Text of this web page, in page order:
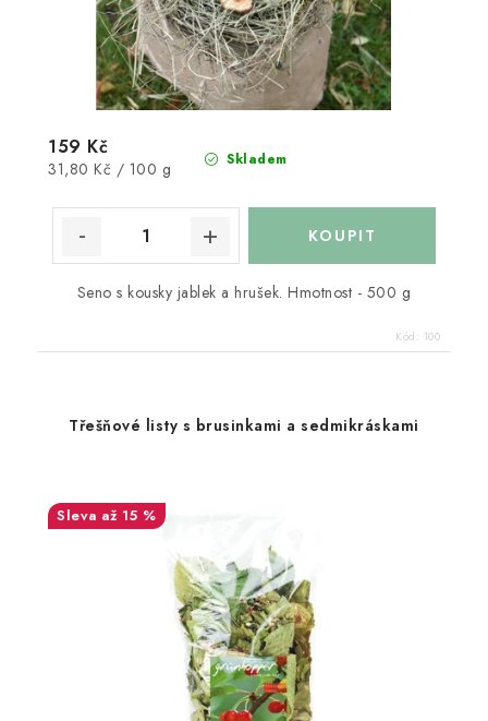
Skladem
159 Kč
Měrná
31,80 Kč / 100 g
Seno s kousky jablek a hrušek. Hmotnost - 500 g
Kód: 100
Třešňové listy s brusinkami a sedmikráskami
až 15 %